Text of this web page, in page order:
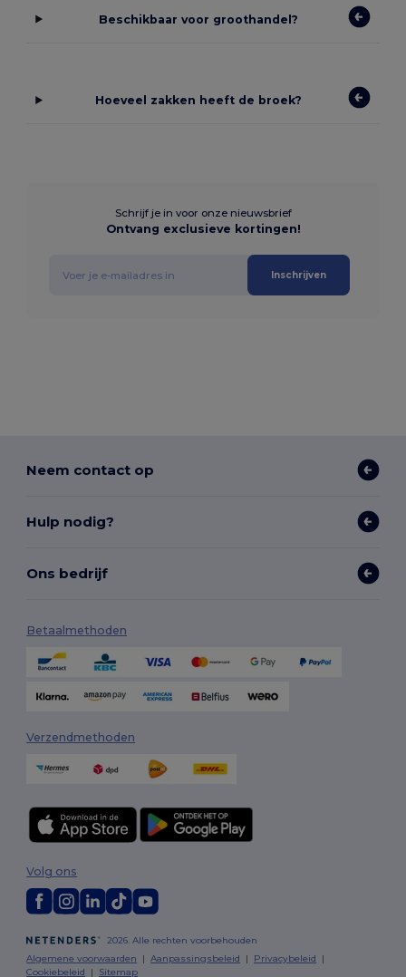
Beschikbaar voor groothandel?
Hoeveel zakken heeft de broek?
Schrijf je in voor onze nieuwsbrief
Ontvang exclusieve kortingen!
Inschrijven
Neem contact op
Hulp nodig?
Ons bedrijf
Betaalmethoden
Verzendmethoden
2026. Alle rechten voorbehouden
Algemene voorwaarden |Aanpassingsbeleid | Privacybeleid |
Cookiebeleid | Sitemap
Volg ons